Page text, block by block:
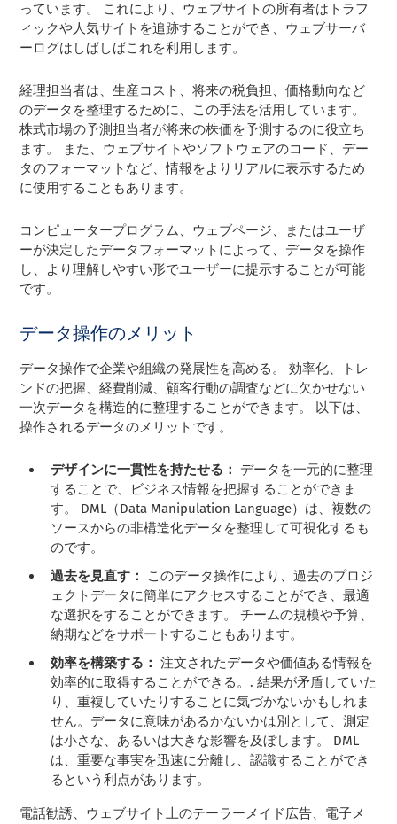
っています。 これにより、ウェブサイトの所有者はトラフ
ィックや人気サイトを追跡することができ、ウェブサーバ
ーログはしばしばこれを利用します。
経理担当者は、生産コスト、将来の税負担、価格動向など
のデータを整理するために、この手法を活用しています。
株式市場の予測担当者が将来の株価を予測するのに役立ち
ます。 また、ウェブサイトやソフトウェアのコード、デー
タのフォーマットなど、情報をよりリアルに表示するため
に使用することもあります。
コンピュータープログラム、ウェブページ、またはユーザ
ーが決定したデータフォーマットによって、データを操作
し、より理解しやすい形でユーザーに提示することが可能
です。
データ操作のメリット
データ操作で企業や組織の発展性を高める。 効率化、トレ
ンドの把握、経費削減、顧客行動の調査などに欠かせない
一次データを構造的に整理することができます。 以下は、
操作されるデータのメリットです。
デザインに一貫性を持たせる： データを一元的に整理
することで、ビジネス情報を把握することができま
す。 DML（Data Manipulation Language）は、複数の
ソースからの非構造化データを整理して可視化するも
のです。
過去を見直す： このデータ操作により、過去のプロジ
ェクトデータに簡単にアクセスすることができ、最適
な選択をすることができます。 チームの規模や予算、
納期などをサポートすることもあります。
効率を構築する：注文されたデータや価値ある情報を
効率的に取得することができる。 . 結果が矛盾していた
り、重複していたりすることに気づかないかもしれま
せん。データに意味があるかないかは別として、測定
は小さな、あるいは大きな影響を及ぼします。 DML
は、重要な事実を迅速に分離し、認識することができ
るという利点があります。
電話勧誘、ウェブサイト上のテーラーメイド広告、電子メ